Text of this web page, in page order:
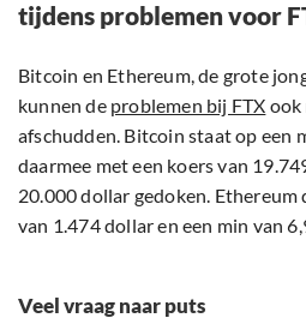
tijdens problemen voor
Bitcoin en Ethereum, de grote
kunnen de problemen bij FTX ook
afschudden. Bitcoin staat op een
daarmee met een koers van
20.000 dollar gedoken. Ethereum
van 1.474 dollar en een min van
Veel vraag naar puts